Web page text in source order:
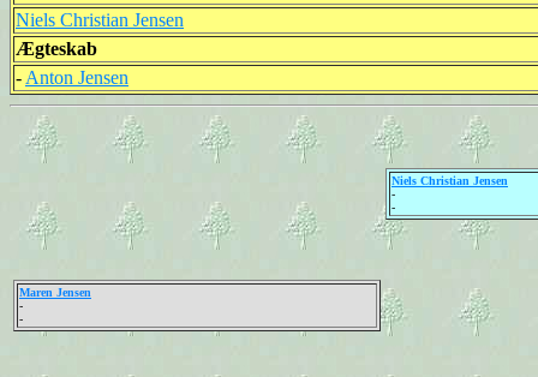
Niels Christian Jensen
Ægteskab
- Anton Jensen
Maren Jensen
-
-
Niels Christian Jensen
-
-